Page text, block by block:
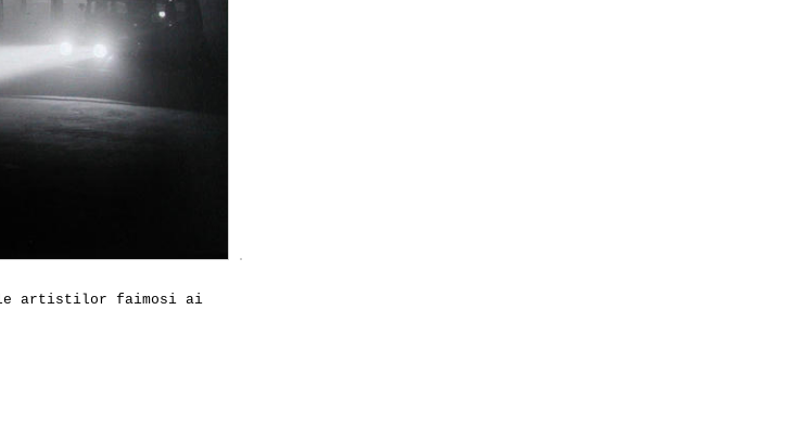
artistilor faimosi ai